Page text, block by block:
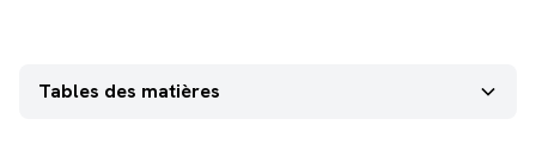
Tables des matières